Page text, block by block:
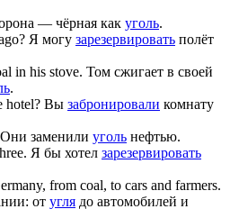
— чёрная как уголь.
Я могу зарезервировать полёт
in his stove. Том сжигает в своей
.
hotel? Вы забронировали комнату
Они заменили уголь нефтью.
Я бы хотел зарезервировать
from coal, to cars and farmers.
от угля до автомобилей и